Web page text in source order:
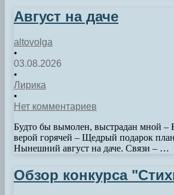
Август на даче
altovolga
•
03.08.2026
•
Лирика
•
Нет комментариев
Будто бы вымолен, выстрадан мной –
верой горячей – Щедрый подарок
Нынешний август на даче. Связи – …
Обзор конкурса